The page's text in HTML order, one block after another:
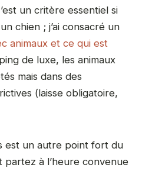
un critère essentiel si
chien ; j’ai consacré un
animaux et ce qui est
de luxe, les animaux
mais dans des
(laisse obligatoire,
est un autre point fort du
partez à l’heure convenue